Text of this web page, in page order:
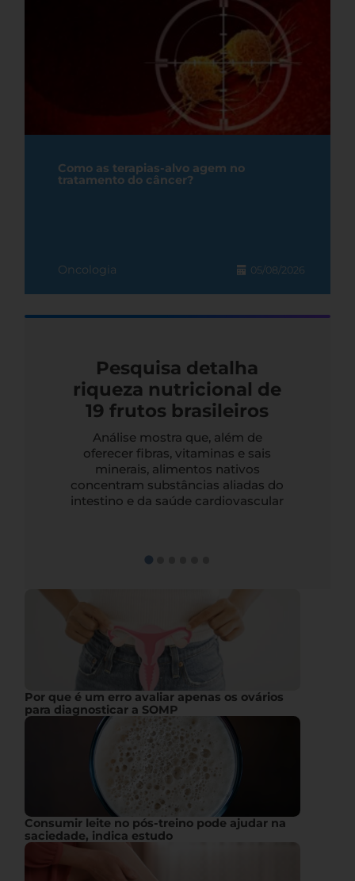
Como as terapias-alvo agem no
tratamento do câncer?
Oncologia 05/08/2026
Pesquisa detalha
riqueza nutricional de
19 frutos brasileiros
Análise mostra que, além de
oferecer fibras, vitaminas e sais
minerais, alimentos nativos
concentram substâncias aliadas do
intestino e da saúde cardiovascular
Por que é um erro avaliar apenas os ovários
para diagnosticar a SOMP
Consumir leite no pós-treino pode ajudar na
saciedade, indica estudo